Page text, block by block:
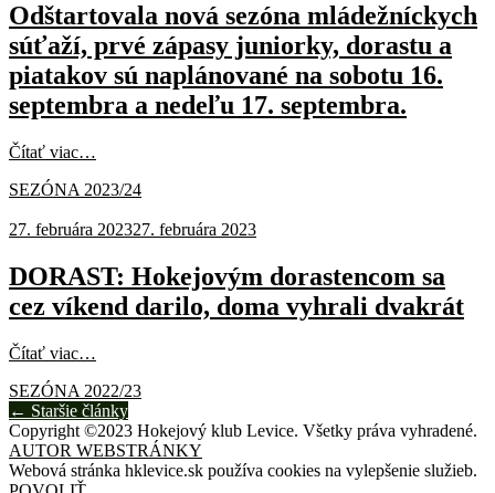
Odštartovala nová sezóna mládežníckych
súťaží, prvé zápasy juniorky, dorastu a
piatakov sú naplánované na sobotu 16.
septembra a nedeľu 17. septembra.
Čítať viac…
SEZÓNA 2023/24
27. februára 202327. februára 2023
DORAST: Hokejovým dorastencom sa
cez víkend darilo, doma vyhrali dvakrát
Čítať viac…
SEZÓNA 2022/23
Posts
navigation
← Staršie články
Copyright ©2023 Hokejový klub Levice. Všetky práva vyhradené.
AUTOR WEBSTRÁNKY
Webová stránka hklevice.sk používa cookies na vylepšenie služieb.